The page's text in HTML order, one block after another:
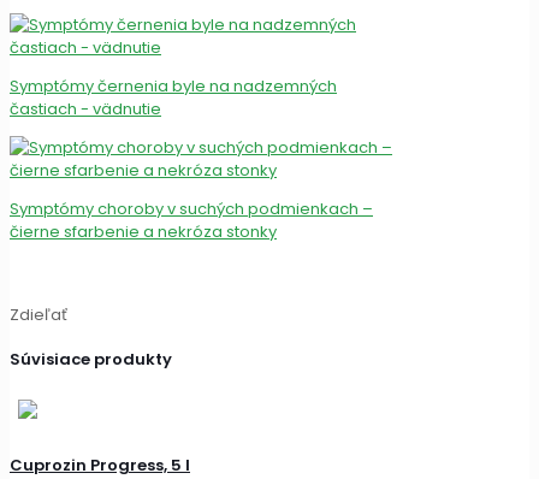
Symptómy černenia byle na nadzemných
častiach - vädnutie
Symptómy choroby v suchých podmienkach –
čierne sfarbenie a nekróza stonky
Zdieľať
Súvisiace produkty
Cuprozin Progress, 5 l